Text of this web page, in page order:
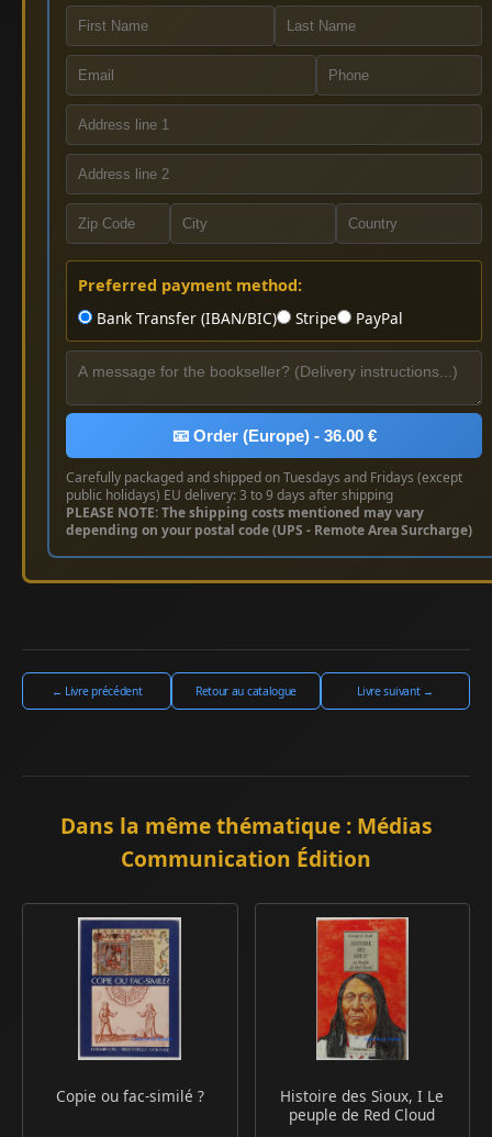
Preferred payment method:
Bank Transfer (IBAN/BIC)
Stripe PayPal
📧 Order (Europe) - 36.00 €
Carefully packaged and shipped on Tuesdays and Fridays (except
public holidays) EU delivery: 3 to 9 days after shipping
PLEASE NOTE: The shipping costs mentioned may vary
depending on your postal code (UPS - Remote Area Surcharge)
← Livre précédent Retour au catalogue Livre suivant →
Dans la même thématique : Médias
Communication Édition
Copie ou fac-similé ?
Histoire des Sioux, I Le
peuple de Red Cloud